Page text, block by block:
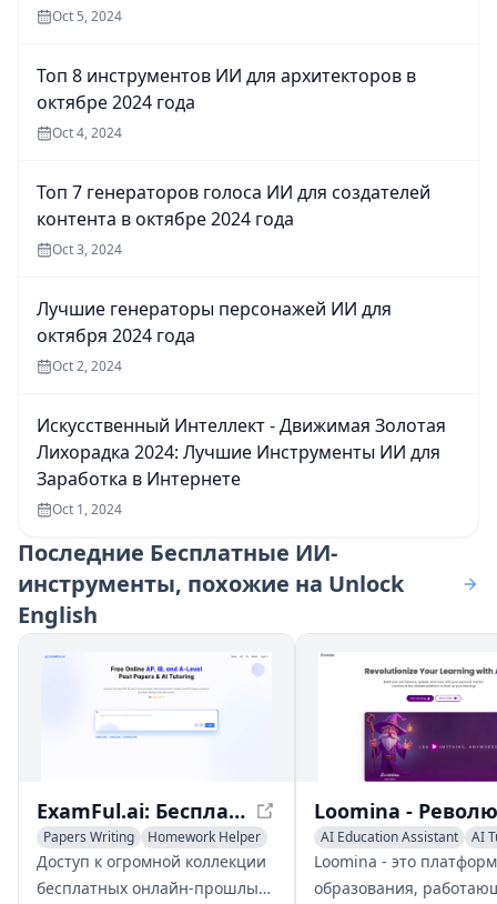
Oct 5, 2024
Топ 8 инструментов ИИ для архитекторов в
октябре 2024 года
Oct 4, 2024
Топ 7 генераторов голоса ИИ для создателей
контента в октябре 2024 года
Oct 3, 2024
Лучшие генераторы персонажей ИИ для
октября 2024 года
Oct 2, 2024
Искусственный Интеллект - Движимая Золотая
Лихорадка 2024: Лучшие Инструменты ИИ для
Заработка в Интернете
Oct 1, 2024
Последние Бесплатные ИИ-
инструменты, похожие на Unlock
English
ExamFul.ai: Бесплатные онлайн-прошлые экзамены AP, IB и A-level и обучение с помощью ИИ
Papers Writing
Homework Helper
AI Education Assistant
Доступ к огромной коллекции
бесплатных онлайн-прошлых
AI Education Assistant
AI
AI Coaching
Loomina - это
образования,